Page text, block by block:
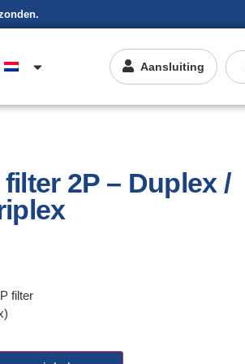
Aansluiting
2P – Duplex /
filter